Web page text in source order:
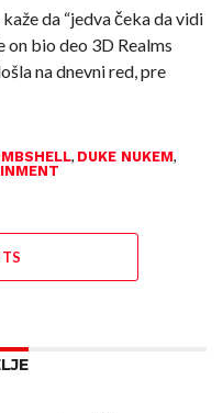
da “jedva čeka da vidi
on bio deo 3D Realms
na dnevni red, pre
, DUKE NUKEM,